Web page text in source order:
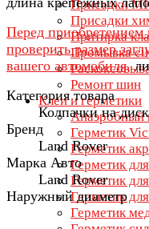
Присадки
Присадки
Притирка
Промывка
Ремонт шин
Клеи и герметики
Анаэробный
Герметик
Герметик
Герметик
Герметик
Герметик
Герметик
Перед приобретением
проверить размер
вашего автомобиля,
Категория товара
Колпачки на
Бренд
Land Rover
Марка Авто
Land Rover
Наружный диаметр